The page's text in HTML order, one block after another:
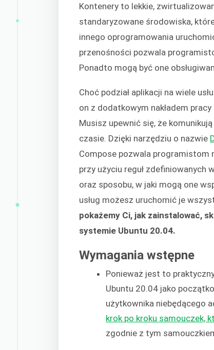
Kontenery to lekkie,
standaryzowane środowiska,
innego oprogramowania
przenośności pozwala
Ponadto mogą być one
Choć podział aplikacji na wiele
on z dodatkowym nakładem
Musisz upewnić się, że
czasie. Dzięki narzędziu o nazwie
Compose pozwala programistom
przy użyciu reguł zdefiniowanych
oraz sposobu, w jaki mogą one
usług możesz uruchomić je
pokażemy Ci, jak zainstalować,
systemie Ubuntu 20.04.
Wymagania wstępne
Ponieważ jest to
Ubuntu 20.04 jako
użytkownika niebędącego
krok po kroku samouczek,
zgodnie z tym